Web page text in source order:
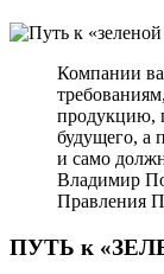
Компании
продукцию,
будущего, а
и само
Владимир
Правления
ПУТЬ к